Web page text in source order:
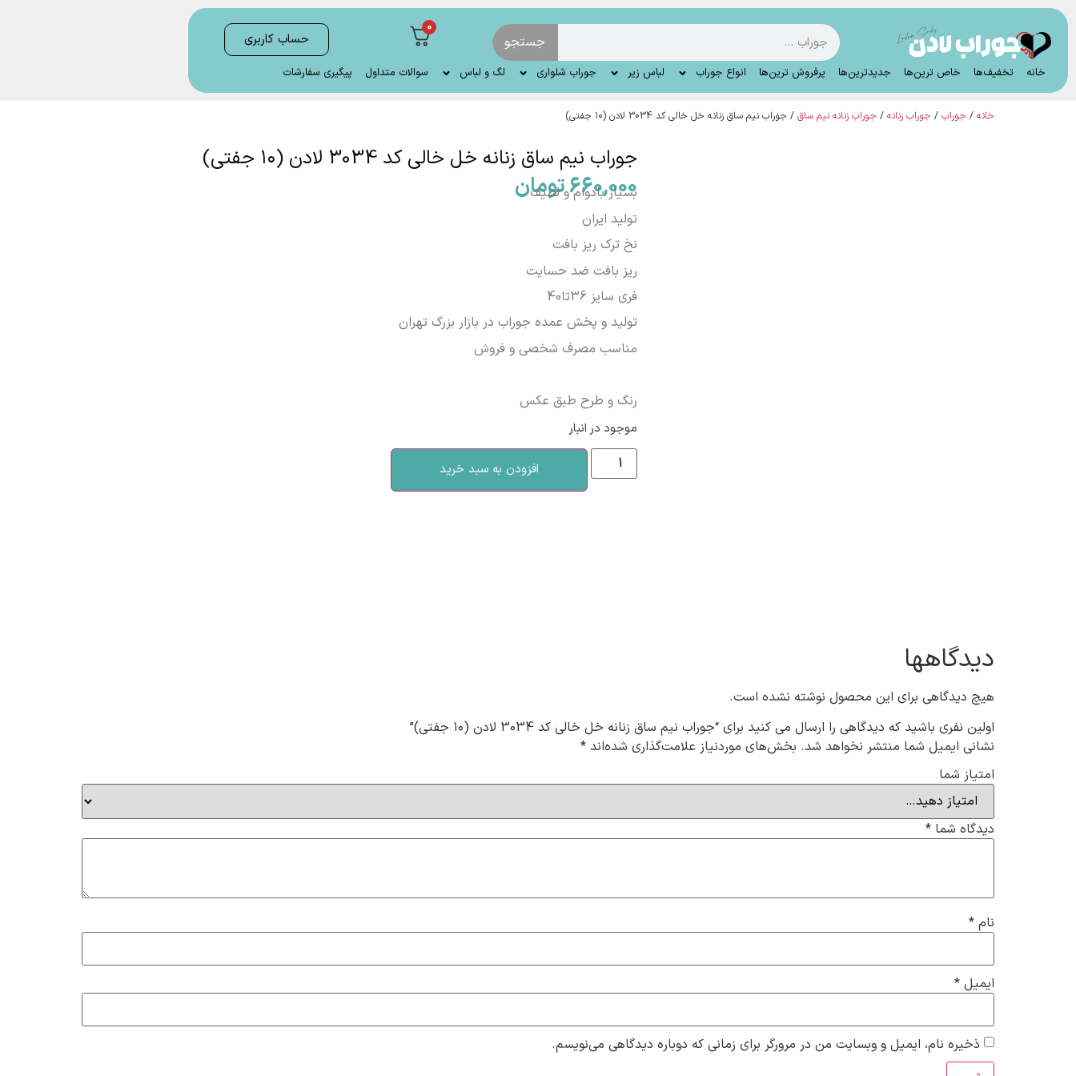
جستجو
0
حساب کاربری
خانه تخفیف‌ها خاص ترین‌ها جدیدترین‌ها پرفروش ترین‌ها انواع جوراب لباس زیر جوراب شلواری لگ و لباس سوالات متداول پیگیری سفارشات
خانه / جوراب / جوراب زنانه / جوراب زنانه نیم ساق / جوراب نیم ساق زنانه خل خالی کد 3034 لادن (۱۰ جفتی)
جوراب نیم ساق زنانه خل خالی کد 3034 لادن (۱۰ جفتی)
660,000تومان
بسیار بادوام و لطیف
تولید ایران
نخ ترک ریز بافت
ریز بافت ضد حسایت
فری سایز 36تا40
تولید و پخش عمده جوراب در بازار بزرگ تهران
مناسب مصرف شخصی و فروش
رنگ و طرح طبق عکس
موجود در انبار
افزودن به سبد خرید
دیدگاهها
هیچ دیدگاهی برای این محصول نوشته نشده است.
اولین نفری باشید که دیدگاهی را ارسال می کنید برای “جوراب نیم ساق زنانه خل خالی کد 3034 لادن (۱۰ جفتی)”
نشانی ایمیل شما منتشر نخواهد شد. بخش‌های موردنیاز علامت‌گذاری شده‌اند *
امتیاز شما
دیدگاه شما *
نام *
ایمیل *
ذخیره نام، ایمیل و وبسایت من در مرورگر برای زمانی که دوباره دیدگاهی می‌نویسم.